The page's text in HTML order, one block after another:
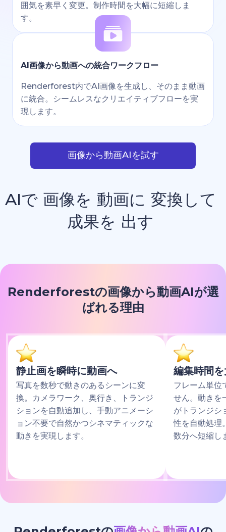
囲気を素早く変更。制作時間を大幅に短縮しま
す。
AI画像から動画への統合ワークフロー
Renderforest内でAI画像を生成し、そのまま動画
に統合。シームレスなクリエイティブフローを実
現します。
画像から動画AIを試す
AIで 画像を 動画に 変換して
成果を 出す
Renderforestの画像から動画AIが選
ばれる理由
静止画を瞬時に動画へ
写真を数秒で動きのあるシーンに変
換。カメラワーク、奥行き、トランジ
ションを自動追加し、手動アニメーシ
ョン不要で自然かつシネマティックな
動きを実現します。
編集時間
フレーム単位
せん。動きを
がトランジシ
性を自動処理
数分へ短縮し